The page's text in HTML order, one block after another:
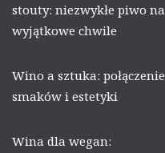
stouty: niezwykłe piwo na
wyjątkowe chwile
Wino a sztuka: połączenie
smaków i estetyki
Wina dla wegan: